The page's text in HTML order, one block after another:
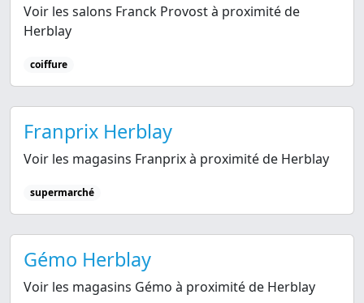
Voir les salons Franck Provost à proximité de
Herblay
coiffure
Franprix Herblay
Voir les magasins Franprix à proximité de Herblay
supermarché
Gémo Herblay
Voir les magasins Gémo à proximité de Herblay